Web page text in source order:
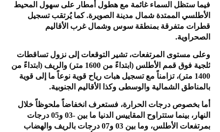
فيما ستظل السماء غائمة مع هطول أمطار على سهول المحيط
الأطلسي الممتدة شمال مدينة الصويرة. كما يُرتقب تسجيل
قطرات متفرقة بمنطقة سوس وشمال غرب الأقاليم
الصحراوية.
وعلى مستوى المرتفعات، تشير التوقعات إلى نزول تساقطات
ثلجية فوق قمم الأطلس (ابتداءً من 1600 متر) والريف (ابتداءً من
1400 متر)، تزامناً مع تسجيل هبات رياح قوية نوعاً ما إلى قوية
بالمناطق الشمالية والوسطى وكذا الأقاليم الجنوبية.
أما بخصوص درجات الحرارة، فستعرف انخفاضاً ملحوظاً خلال
النهار، بينما ستتراوح المقاييس الدنيا ما بين -03 و05 درجات
بمرتفعات الأطلس، وما بين 03 و07 درجات بالريف والهضاب